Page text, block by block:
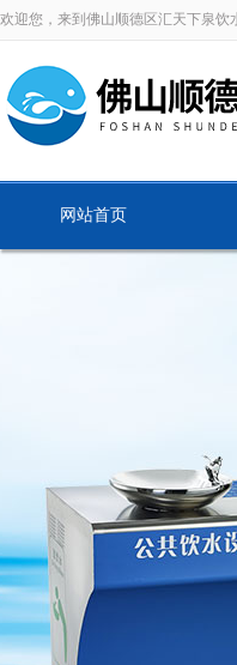
欢迎您，来到佛山顺德区汇天下泉饮
网站首页